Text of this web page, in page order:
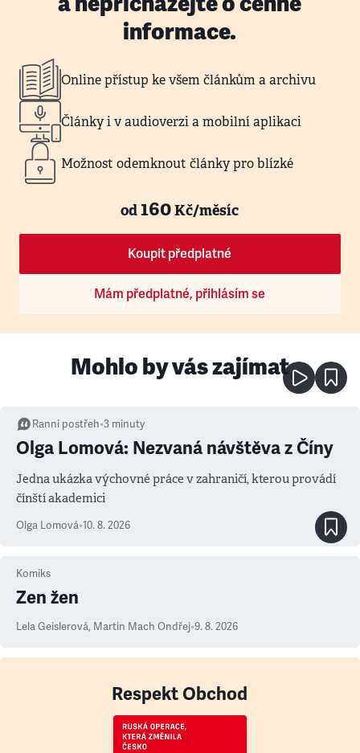
informace.
Online přístup ke všem článkům a archivu
Články i v audioverzi a mobilní aplikaci
Možnost odemknout články pro blízké
od160Kč/měsíc
Koupit předplatné
Mám předplatné, přihlásím se
Mohlo by vás zajímat
Ranní postřeh•3 minuty
Olga Lomová: Nezvaná návštěva z Číny
Jedna ukázka výchovné práce v zahraničí, kterou provádí
čínští akademici
Olga Lomová•10. 8. 2026
Komiks
Zen žen
Lela Geislerová, Martin Mach Ondřej•9. 8. 2026
Respekt Obchod